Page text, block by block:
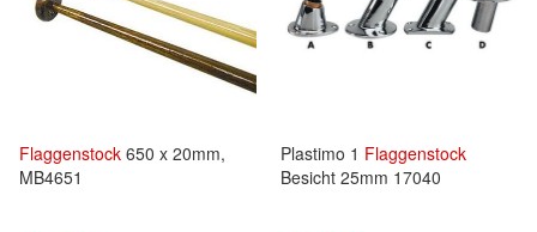
Flaggenstock 650 x 20mm,
MB4651
Plastimo 1 Flaggenstock
Besicht 25mm 17040